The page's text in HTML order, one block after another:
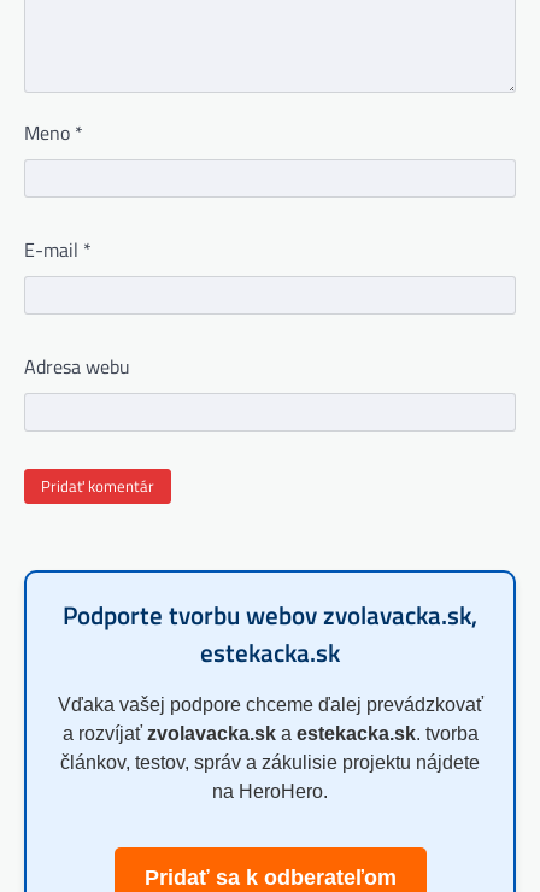
Meno *
E-mail *
Adresa webu
Podporte tvorbu webov zvolavacka.sk,
estekacka.sk
Vďaka vašej podpore chceme ďalej prevádzkovať
a rozvíjať zvolavacka.ska estekacka.sk. tvorba
článkov, testov, správ a zákulisie projektu nájdete
na HeroHero.
Pridať sa k odberateľom